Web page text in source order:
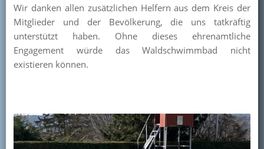
Mitglied werden
Wir danken allen zusätzlichen Helfern aus dem Kreis der
Mitglieder und der Bevölkerung, die uns tatkräftig
unterstützt haben. Ohne dieses ehrenamtliche
Engagement würde das Waldschwimmbad nicht
existieren können.